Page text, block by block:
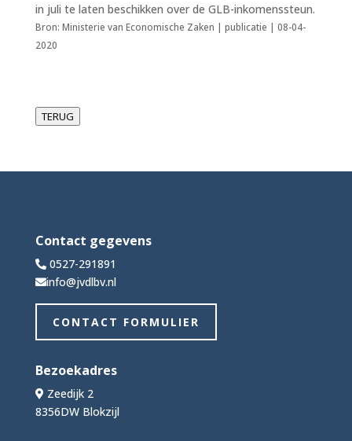
in juli te laten beschikken over de GLB-inkomenssteun.
Bron: Ministerie van Economische Zaken | publicatie | 08-04-
2020
TERUG
Contact gegevens
0527-291891
info@jvdlbv.nl
CONTACT FORMULIER
Bezoekadres
Zeedijk 2
8356DW Blokzijl